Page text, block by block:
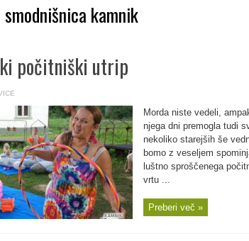
smodnišnica kamnik
počitniški utrip
Morda niste vedeli,
njega dni premogla tudi
nekoliko starejših še
bomo z veseljem
luštno sproščenega
vrtu ...
Preberi več »